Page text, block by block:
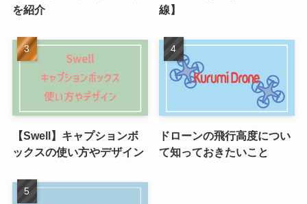
を紹介
線】
【Swell】キャプションボ
ックスの使い方やデザイン
ドローンの飛行高度につい
て知っておきたいこと